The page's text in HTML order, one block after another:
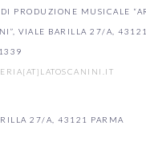
PRODUZIONE MUSICALE
VIALE BARILLA 27/A,
27/A, 43121 PARMA